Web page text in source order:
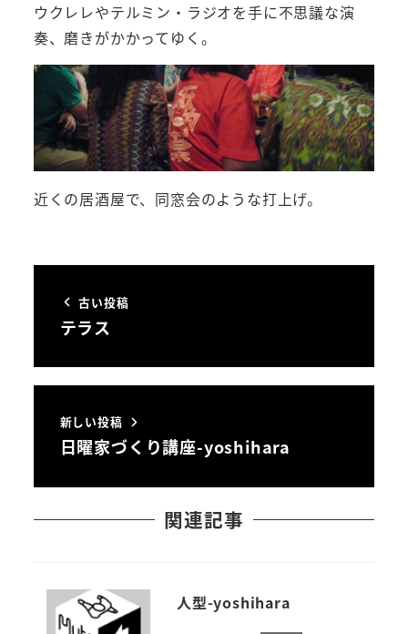
ウクレレやテルミン・ラジオを手に不思議な演
奏、磨きがかかってゆく。
近くの居酒屋で、同窓会のような打上げ。
古い投稿
テラス
新しい投稿
日曜家づくり講座-yoshihara
関連記事
人型-yoshihara